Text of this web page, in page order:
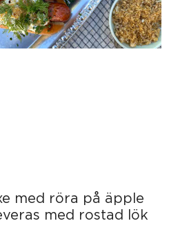
med röra på äpple
med rostad lök